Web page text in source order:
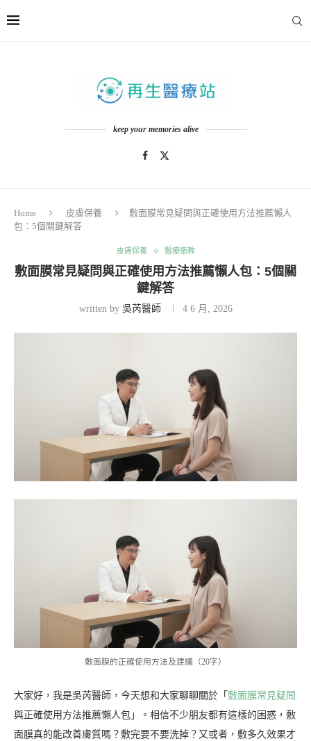
keep your memories alive
Home 皮膚保養
敷面膜常見疑問與正確使用方法推薦懶人
包：5個關鍵解答
皮膚保養 醫療衛教
敷面膜常見疑問與正確使用方法推薦懶人包：5個關
鍵解答
written by 吳芮醫師 4 6 月, 2026
敷面膜的正確使用方法及建議（20字）
大家好，我是吳芮醫師，今天想和大家聊聊關於「 敷面膜常見疑問
與正確使用方法推薦懶人包」。相信不少朋友都有這樣的困惑，敷
面膜真的能改善膚質嗎？敷完要不要洗掉？又或者，敷多久效果才